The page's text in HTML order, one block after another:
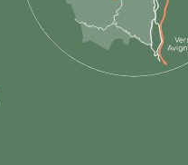
sur Instagram
nous sur Youtube
nous sur Linkedin